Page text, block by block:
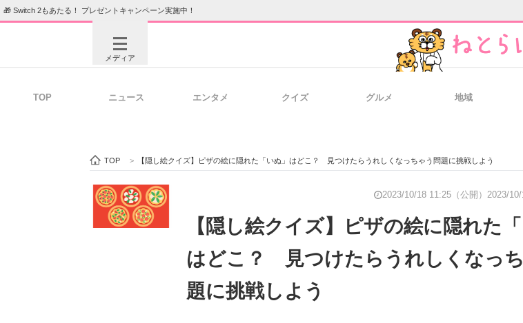
🎁 Switch 2もあたる！ プレゼントキャンペーン実施中！
メディア
ビジネスと働き方のヒント
ITエンジニア向け専門サイト 企業向けIT製品の総合サイト IT製品の技術・比較・事例
TOP ニュース エンタメ クイズ グルメ 地域
TOP > 【隠し絵クイズ】ピザの絵に隠れた「いぬ」はどこ？ 見つけたらうれしくなっちゃう問題に挑戦しよう
2023/10/18 11:25（公開） 2023/10/
【隠し絵クイズ】ピザの絵に隠れた「
はどこ？ 見つけたらうれしくなっ
題に挑戦しよう